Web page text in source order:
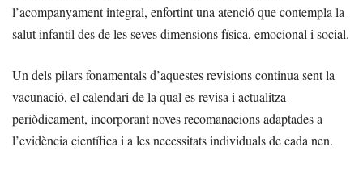
l’acompanyament integral, enfortint una atenció que contempla la
salut infantil des de les seves dimensions física, emocional i social.
Un dels pilars fonamentals d’aquestes revisions continua sent la
vacunació, el calendari de la qual es revisa i actualitza
periòdicament, incorporant noves recomanacions adaptades a
l’evidència científica i a les necessitats individuals de cada nen.